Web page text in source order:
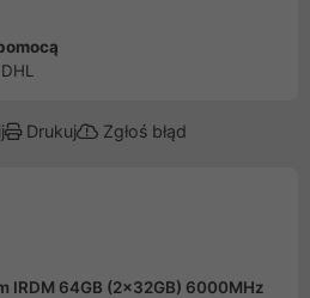
Drukuj Zgłoś błąd
IRDM 64GB (2x32GB) 6000MHz